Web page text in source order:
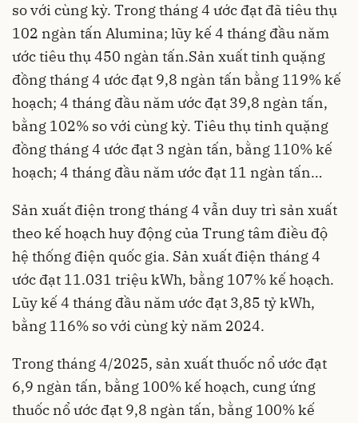
so với cùng kỳ. Trong tháng 4 ước đạt đã tiêu thụ
102 ngàn tấn Alumina; lũy kế 4 tháng đầu năm
ước tiêu thụ 450 ngàn tấn.Sản xuất tinh quặng
đồng tháng 4 ước đạt 9,8 ngàn tấn bằng 119% kế
hoạch; 4 tháng đầu năm ước đạt 39,8 ngàn tấn,
bằng 102% so với cùng kỳ. Tiêu thụ tinh quặng
đồng tháng 4 ước đạt 3 ngàn tấn, bằng 110% kế
hoạch; 4 tháng đầu năm ước đạt 11 ngàn tấn…
Sản xuất điện trong tháng 4 vẫn duy trì sản xuất
theo kế hoạch huy động của Trung tâm điều độ
hệ thống điện quốc gia. Sản xuất điện tháng 4
ước đạt 11.031 triệu kWh, bằng 107% kế hoạch.
Lũy kế 4 tháng đầu năm ước đạt 3,85 tỷ kWh,
bằng 116% so với cùng kỳ năm 2024.
Trong tháng 4/2025, sản xuất thuốc nổ ước đạt
6,9 ngàn tấn, bằng 100% kế hoạch, cung ứng
thuốc nổ ước đạt 9,8 ngàn tấn, bằng 100% kế